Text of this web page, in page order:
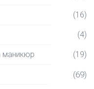
(16)
(4)
маникюр (19)
(69)